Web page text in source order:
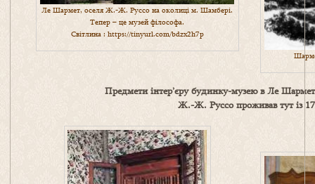
Ле Шармет, оселя Ж.-Ж. Руссо на околиці м. Шамбері.
Тепер – це музей філософа.
Світлина : https://tinyurl.com/bdzx2h7p
Предмети інтер’єру будинку-музею в Ле
Ж.-Ж. Руссо проживав тут із